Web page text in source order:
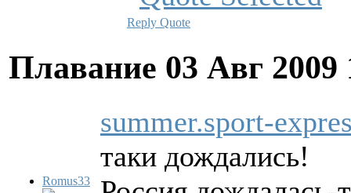
Reply Quote
Плавание 03 Авг
Romus33
summer.sport-
таки дождались!